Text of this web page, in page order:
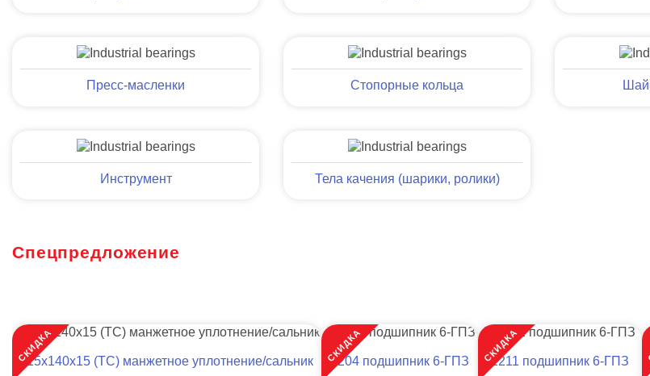
Пресс-масленки Стопорные кольца
Инструмент Тела качения (шарики, ролики)
Спецпредложение
СКИДКА
115х140х15 (TC) манжетное уплотнение/сальник СКИДКА
1204 подшипник 6-ГПЗ СКИДКА
1211 подшипник 6-ГПЗ